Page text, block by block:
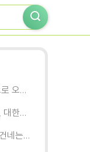
혼인신고 맛집 팔달구청으로 오세요
"무궁화 피어나는 길 따라, 대한민국을 걷는다"
소설 '올리브 키터리지'가 건네는 삶과 연민의 철학